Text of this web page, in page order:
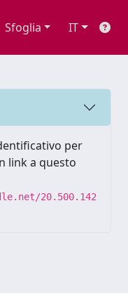
Sfoglia IT
per
link a questo
20.500.142